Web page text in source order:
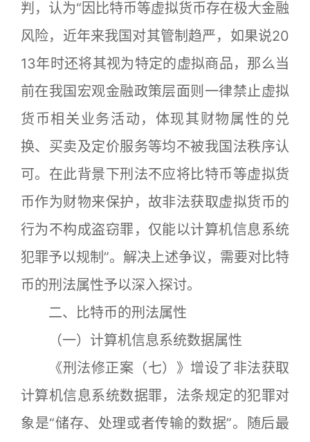
判，认为“因比特币等虚拟货币存在极大金融
风险，近年来我国对其管制趋严，如果说20
13年时还将其视为特定的虚拟商品，那么当
前在我国宏观金融政策层面则一律禁止虚拟
货币相关业务活动，体现其财物属性的兑
换、买卖及定价服务等均不被我国法秩序认
可。在此背景下刑法不应将比特币等虚拟货
币作为财物来保护，故非法获取虚拟货币的
行为不构成盗窃罪，仅能以计算机信息系统
犯罪予以规制”。解决上述争议，需要对比特
币的刑法属性予以深入探讨。
二、比特币的刑法属性
（一）计算机信息系统数据属性
《刑法修正案（七）》增设了非法获取
计算机信息系统数据罪，法条规定的犯罪对
象是“储存、处理或者传输的数据”。随后最